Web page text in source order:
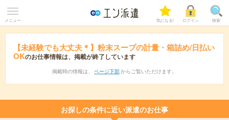
メニュー 気になる! ログイン 検索
【未経験でも大丈夫＊】粉末スープの計量・箱詰め/日払い
OKのお仕事情報は、掲載が終了しています
掲載時の情報は、 ページ下部 からご覧いただけます。
お探しの条件に近い派遣のお仕事